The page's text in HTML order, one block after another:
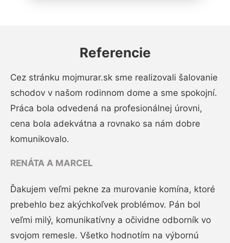
Referencie
Cez stránku mojmurar.sk sme realizovali šalovanie
schodov v našom rodinnom dome a sme spokojní.
Práca bola odvedená na profesionálnej úrovni,
cena bola adekvátna a rovnako sa nám dobre
komunikovalo.
RENÁTA A MARCEL
Ďakujem veľmi pekne za murovanie komína, ktoré
prebehlo bez akýchkoľvek problémov. Pán bol
veľmi milý, komunikatívny a očividne odborník vo
svojom remesle. Všetko hodnotím na výbornú